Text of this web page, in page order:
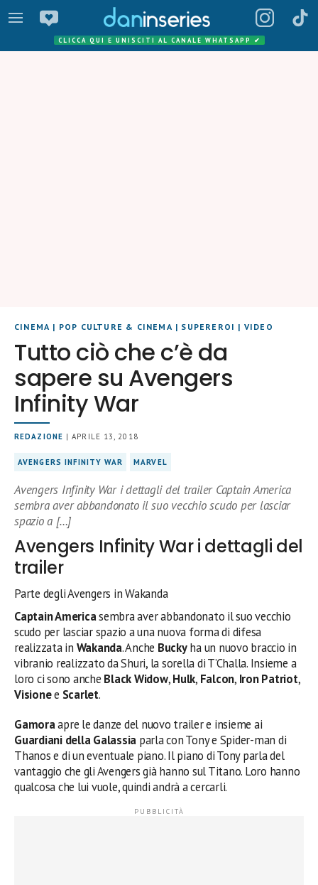
CLICCA QUI E UNISCITI AL CANALE WHATSAPP ✔
CINEMA | POP CULTURE & CINEMA | SUPEREROI | VIDEO
Tutto ciò che c’è da
sapere su Avengers
Infinity War
REDAZIONE | APRILE 13, 2018
AVENGERS INFINITY WAR MARVEL
Avengers Infinity War i dettagli del trailer Captain America
sembra aver abbandonato il suo vecchio scudo per lasciar
spazio a […]
Avengers Infinity War i dettagli del
trailer
Parte degli Avengers in Wakanda
Captain Americasembra aver abbandonato il suo vecchio
scudo per lasciar spazio a una nuova forma di difesa
realizzata in Wakanda. Anche Buckyha un nuovo braccio in
vibranio realizzato da Shuri, la sorella di T’Challa. Insieme a
loro ci sono anche Black Widow,Hulk, Falcon, Iron Patriot,
Visionee Scarlet.
Gamoraapre le danze del nuovo trailer e insieme ai
Guardiani della Galassia parla con Tony e Spider-man di
Thanos e di un eventuale piano. Il piano di Tony parla del
vantaggio che gli Avengers già hanno sul Titano. Loro hanno
qualcosa che lui vuole, quindi andrà a cercarli.